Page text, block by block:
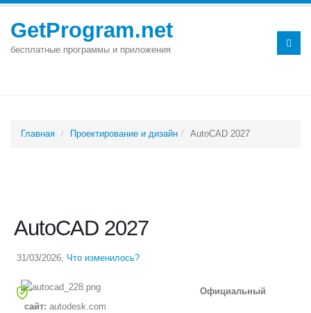
GetProgram.net
бесплатные программы и приложения
Главная Проектирование и дизайн AutoCAD 2027
AutoCAD 2027
31/03/2026, Что изменилось?
Официальный
сайт: autodesk.com